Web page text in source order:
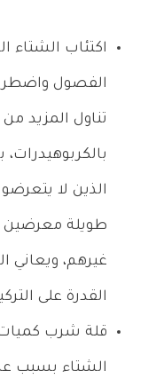
اكتئاب الشتاء
الفصول
تناول المزيد
الذين لا
طويلة معرضين
غيرهم، ويعاني
القدرة على
قلة شرب
الشتاء بسبب